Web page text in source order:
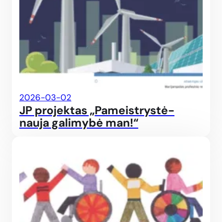
2026-03-02
JP projektas „Pameistrystė-
nauja galimybė man!“